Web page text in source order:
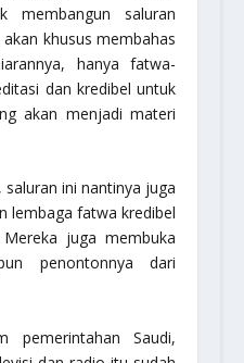
membangun saluran
khusus membahas
hanya fatwa-
dan kredibel untuk
akan menjadi materi
ini nantinya juga
lembaga fatwa kredibel
juga membuka
penontonnya dari
pemerintahan Saudi,